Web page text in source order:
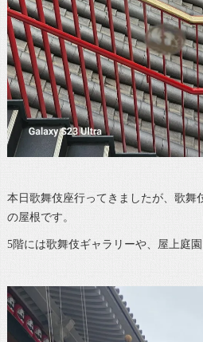
本日歌舞伎座行ってきましたが、歌舞
の屋根です。
5階には歌舞伎ギャラリーや、屋上庭園